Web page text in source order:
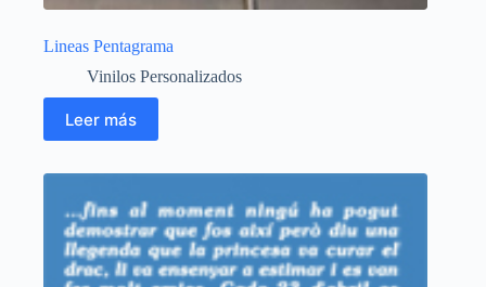
Lineas Pentagrama
Vinilos Personalizados
Leer más